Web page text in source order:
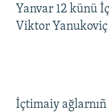
Yanvar 12 künü
Viktor
İçtimaiy ağlarnıñ